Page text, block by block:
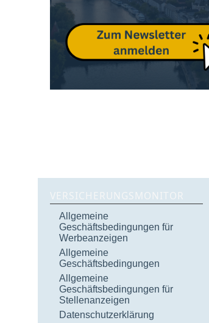
VERSICHERUNGSMONITOR
Allgemeine
Geschäftsbedingungen für
Werbeanzeigen
Allgemeine
Geschäftsbedingungen
Allgemeine
Geschäftsbedingungen für
Stellenanzeigen
Datenschutzerklärung